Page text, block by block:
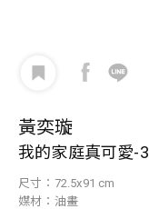
黃奕璇
我的家庭真可愛-3
尺寸：72.5x91 cm
媒材：油畫